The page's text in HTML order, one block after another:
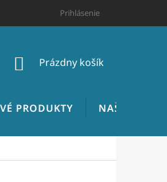
CENNÍK INŠTALATÉRSKYCH PRÁC
Prihlásenie
NÁKUPNÝ
Prázdny košík
PRODUKTY NAŠE